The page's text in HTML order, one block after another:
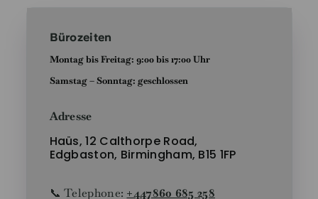
Bürozeiten
Montag bis Freitag: 9:00 bis 17:00 Uhr
Samstag – Sonntag: geschlossen
Adresse
Haüs, 12 Calthorpe Road,
Edgbaston, Birmingham, B15 1FP
📞Telephone: +447860 685 258